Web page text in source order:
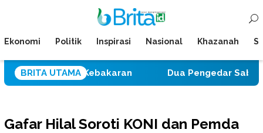
Mobile
Ekonomi Politik Inspirasi Nasional Khazanah
BRITA UTAMA
dan Kebakaran Dua Pengedar Sabu Tolitoli
Gafar Hilal Soroti KONI dan Pemda